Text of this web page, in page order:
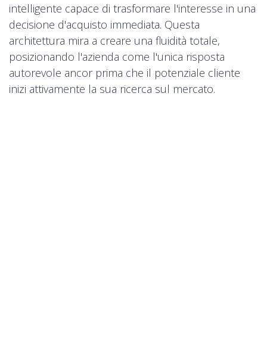
intelligente capace di trasformare l'interesse in una
decisione d'acquisto immediata. Questa
architettura mira a creare una fluidità totale,
posizionando l'azienda come l'unica risposta
autorevole ancor prima che il potenziale cliente
inizi attivamente la sua ricerca sul mercato.